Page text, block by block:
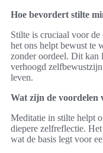
Hoe bevordert stilte
Stilte is cruciaal voor
het ons helpt bewust te
zonder oordeel. Dit kan
verhoogd
leven.
Wat zijn de voordelen
Meditatie in stilte helpt
diepere zelfreflectie.
wat de basis legt voor